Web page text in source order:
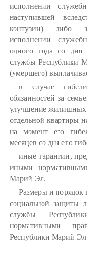
исполнении
наступившей
контузии) либо
исполнении
одного года со дня
службы Республики
(умершего)
в случае
обязанностей за
улучшение жилищных
отдельной квартиры
на момент его
месяцев со дня его
иные гарантии,
иными
Марий Эл.
Размеры и порядок
социальной защиты
службы
нормативными
Республики Марий Эл.